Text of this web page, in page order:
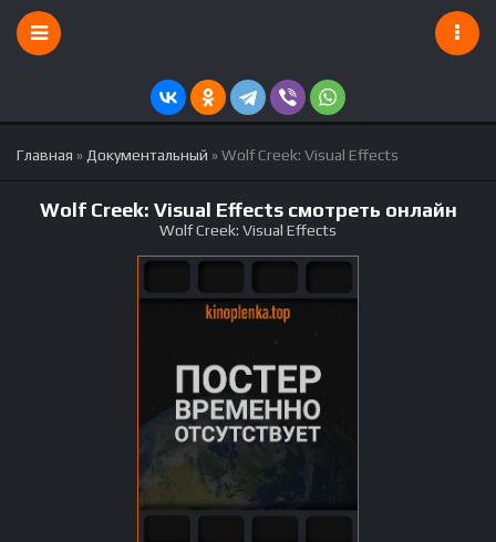
Главная » Документальный » Wolf Creek: Visual Effects
Wolf Creek: Visual Effects смотреть онлайн
Wolf Creek: Visual Effects